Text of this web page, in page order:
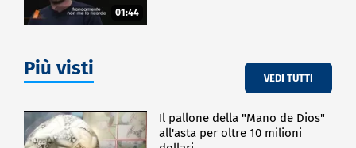
01:44
Più visti VEDI TUTTI
Il pallone della "Mano de Dios"
all'asta per oltre 10 milioni